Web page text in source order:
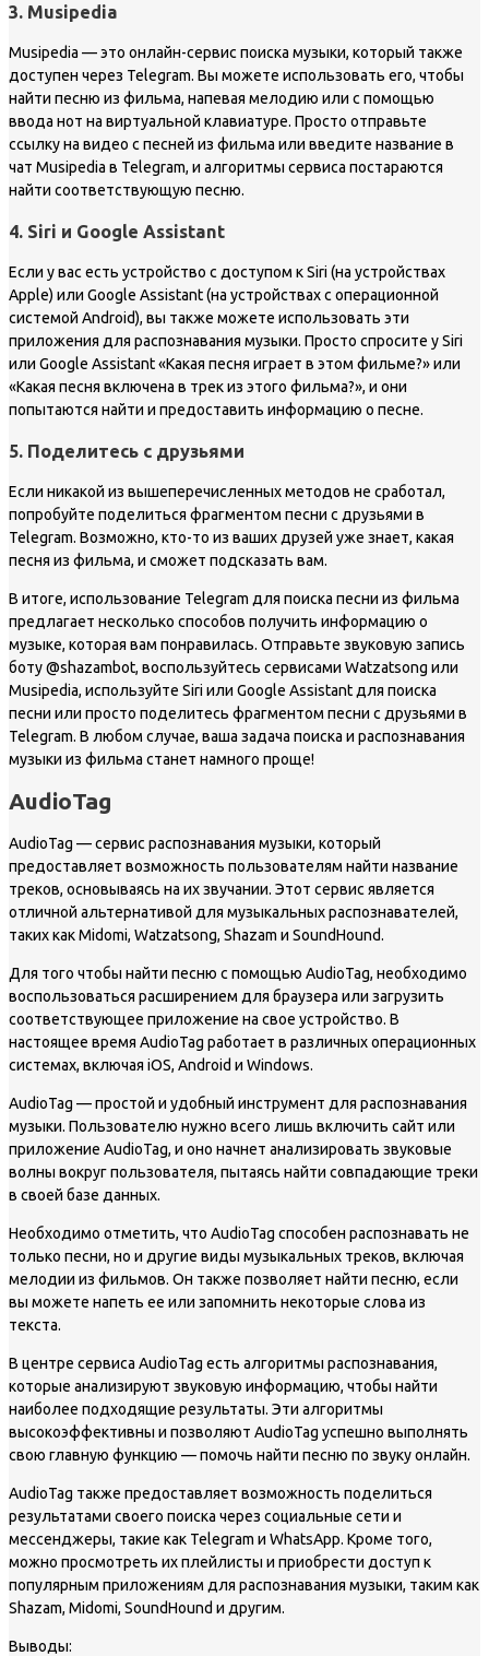
3. Musipedia
Musipedia — это онлайн-сервис поиска музыки, который также
доступен через Telegram. Вы можете использовать его, чтобы
найти песню из фильма, напевая мелодию или с помощью
ввода нот на виртуальной клавиатуре. Просто отправьте
ссылку на видео с песней из фильма или введите название в
чат Musipedia в Telegram, и алгоритмы сервиса постараются
найти соответствующую песню.
4. Siri и Google Assistant
Если у вас есть устройство с доступом к Siri (на устройствах
Apple) или Google Assistant (на устройствах с операционной
системой Android), вы также можете использовать эти
приложения для распознавания музыки. Просто спросите у Siri
или Google Assistant «Какая песня играет в этом фильме?» или
«Какая песня включена в трек из этого фильма?», и они
попытаются найти и предоставить информацию о песне.
5. Поделитесь с друзьями
Если никакой из вышеперечисленных методов не сработал,
попробуйте поделиться фрагментом песни с друзьями в
Telegram. Возможно, кто-то из ваших друзей уже знает, какая
песня из фильма, и сможет подсказать вам.
В итоге, использование Telegram для поиска песни из фильма
предлагает несколько способов получить информацию о
музыке, которая вам понравилась. Отправьте звуковую запись
боту @shazambot, воспользуйтесь сервисами Watzatsong или
Musipedia, используйте Siri или Google Assistant для поиска
песни или просто поделитесь фрагментом песни с друзьями в
Telegram. В любом случае, ваша задача поиска и распознавания
музыки из фильма станет намного проще!
AudioTag
AudioTag — сервис распознавания музыки, который
предоставляет возможность пользователям найти название
треков, основываясь на их звучании. Этот сервис является
отличной альтернативой для музыкальных распознавателей,
таких как Midomi, Watzatsong, Shazam и SoundHound.
Для того чтобы найти песню с помощью AudioTag, необходимо
воспользоваться расширением для браузера или загрузить
соответствующее приложение на свое устройство. В
настоящее время AudioTag работает в различных операционных
системах, включая iOS, Android и Windows.
AudioTag — простой и удобный инструмент для распознавания
музыки. Пользователю нужно всего лишь включить сайт или
приложение AudioTag, и оно начнет анализировать звуковые
волны вокруг пользователя, пытаясь найти совпадающие треки
в своей базе данных.
Необходимо отметить, что AudioTag способен распознавать не
только песни, но и другие виды музыкальных треков, включая
мелодии из фильмов. Он также позволяет найти песню, если
вы можете напеть ее или запомнить некоторые слова из
текста.
В центре сервиса AudioTag есть алгоритмы распознавания,
которые анализируют звуковую информацию, чтобы найти
наиболее подходящие результаты. Эти алгоритмы
высокоэффективны и позволяют AudioTag успешно выполнять
свою главную функцию — помочь найти песню по звуку онлайн.
AudioTag также предоставляет возможность поделиться
результатами своего поиска через социальные сети и
мессенджеры, такие как Telegram и WhatsApp. Кроме того,
можно просмотреть их плейлисты и приобрести доступ к
популярным приложениям для распознавания музыки, таким как
Shazam, Midomi, SoundHound и другим.
Выводы: